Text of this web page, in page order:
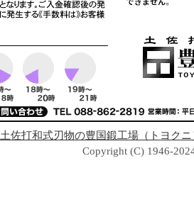
土佐打和式刃物の豊国鍛工場（トヨクニ
Copyright (C) 1946-